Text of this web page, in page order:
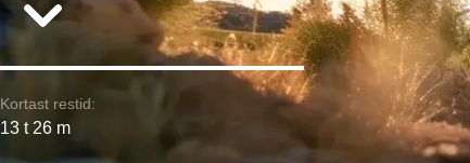
Kortast restid:
13 t 26 m